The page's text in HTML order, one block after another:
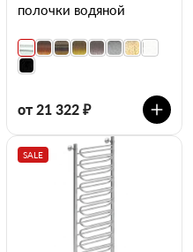
полочки водяной
от 21 322 ₽
SALE